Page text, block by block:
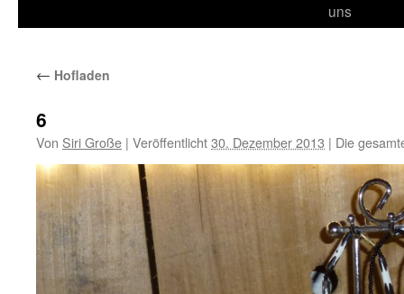
uns
← Hofladen
6
Von Siri Große | Veröffentlicht30. Dezember 2013 | Die